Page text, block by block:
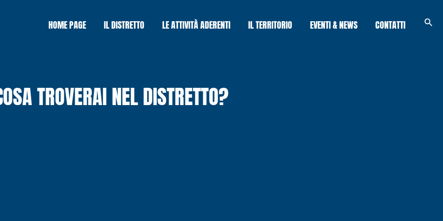
HOME PAGE IL DISTRETTO LE ATTIVITÀ ADERENTI IL TERRITORIO EVENTI & NEWS CONTATTI
TROVERAI NEL DISTRETTO?